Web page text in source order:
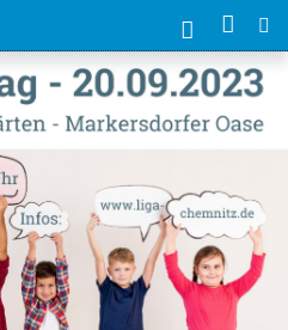
Suchbegriffe